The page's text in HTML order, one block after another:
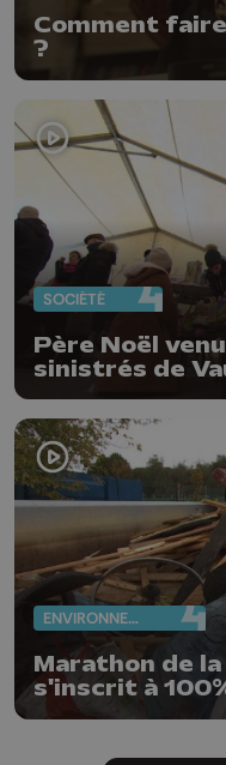
Comment
?
SOCIÉTÉ
Père Noël
sinistrés de
ENVIRONNEMENT
Marathon de
s'inscrit à